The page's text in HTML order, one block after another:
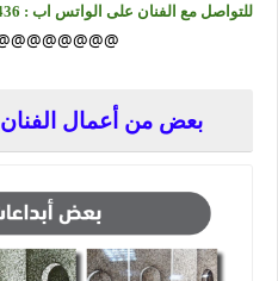
للتواصل مع الفنان على الواتس اب :
بعض من أعمال